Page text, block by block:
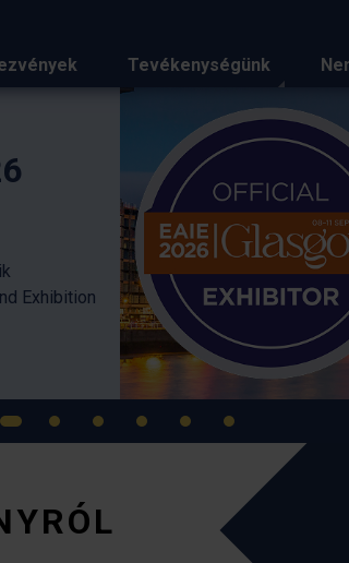
Tevékenységünk
gondolkodás az
Nyári Egyetem idei
országos szakmai találkozó immáron
meg, ezúttal Győr városában, a Széchenyi